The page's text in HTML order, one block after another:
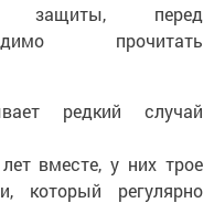
защиты, перед
прочитать
редкий случай
вместе, у них трое
регулярно